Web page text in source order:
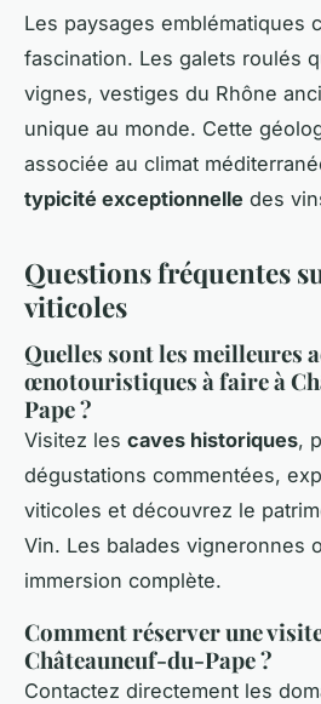
Les paysages emblématiques
fascination. Les galets roulés
vignes, vestiges du Rhône
unique au monde. Cette
associée au climat
typicité exceptionnelle des
Questions fréquentes
viticoles
Quelles sont les meilleures
œnotouristiques à faire à
Pape ?
Visitez les caves historiques,
dégustations commentées,
viticoles et découvrez le
Vin. Les balades vigneronnes
immersion complète.
Comment réserver une
Châteauneuf-du-Pape ?
Contactez directement les